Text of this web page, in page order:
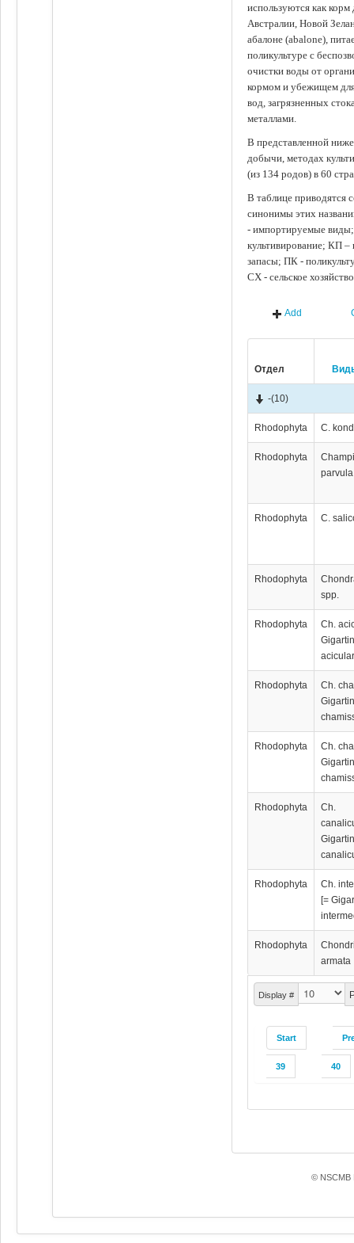
используются как
Австралии, Новой
абалоне (abalone),
поликультуре с
очистки воды от
кормом и убежищем
вод, загрязненных
металлами.
В представленной
добычи, методах
(из 134 родов) в 60
В таблице приводятся
синонимы этих
- импортируемые
культивирование; КП
запасы; ПК -
СХ - сельское
Add
Отдел
Display #
Start
39 40
-(10)
Rhodophyta C.
Rhodophyta
parvula
Rhodophyta C.
Rhodophyta
spp.
Rhodophyta
Ch.
Rhodophyta
Ch.
Rhodophyta
Ch.
Rhodophyta
Ch.
Rhodophyta
Ch.
[=
Rhodophyta
armata
© NSCMB